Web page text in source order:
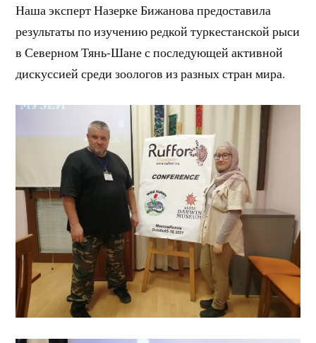
Наша эксперт Назерке Бижанова предоставила
результаты по изучению редкой туркестанской рыси
в Северном Тянь-Шане с последующей активной
дискуссией среди зоологов из разных стран мира.